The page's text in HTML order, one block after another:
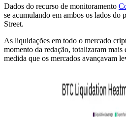
Dados do recurso de monitoramento
se acumulando em ambos os lados do
Street.
As liquidações em todo o mercado
momento da redação, totalizaram
medida que os mercados avançavam